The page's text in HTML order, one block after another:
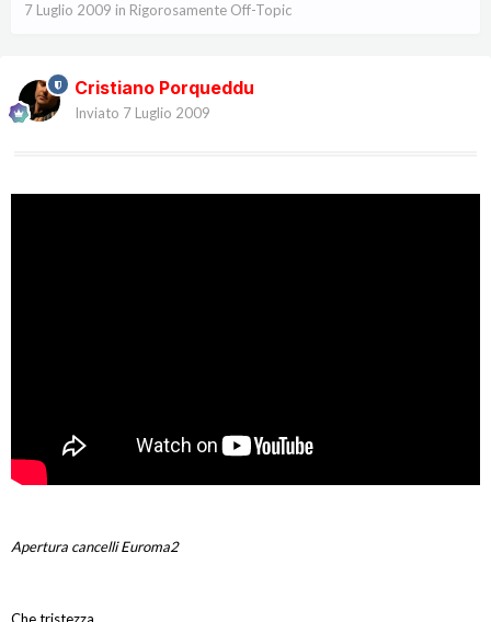
7 Luglio 2009 in Rigorosamente Off-Topic
Cristiano Porqueddu
Inviato 7 Luglio 2009
Apertura cancelli Euroma2